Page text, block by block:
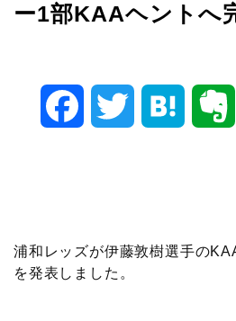
ー1部KAAヘントへ
b
浦和レッズが伊藤敦樹選手の
を発表しました。